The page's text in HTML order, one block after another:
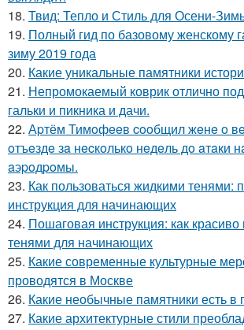
18. Твид: Тепло и Стиль для Осени-
19. Полный гид по базовому женскому
зиму 2019 года
20. Какие уникальные памятники
21. Непромокаемый коврик отлично
гальки и пикника и дачи.
22. Аpтём Тимoфeeв cooбщил жeнe o
oтъeздe зa нecкoлькo нeдeль дo aтaки
aэpoдpoмы.
23. Как пользоваться жидкими тенями:
инструкция для начинающих
24. Пошаговая инструкция: как красиво
тенями для начинающих
25. Какие современные культурные
проводятся в Москве
26. Какие необычные памятники есть в
27. Какие архитектурные стили